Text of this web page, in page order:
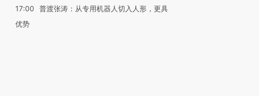
17:00
普渡张涛：从专用机器人切入人形，更具
优势